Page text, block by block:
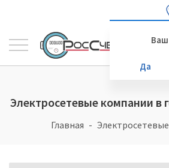
Ваш
Да
Электросетевые компании в
Главная